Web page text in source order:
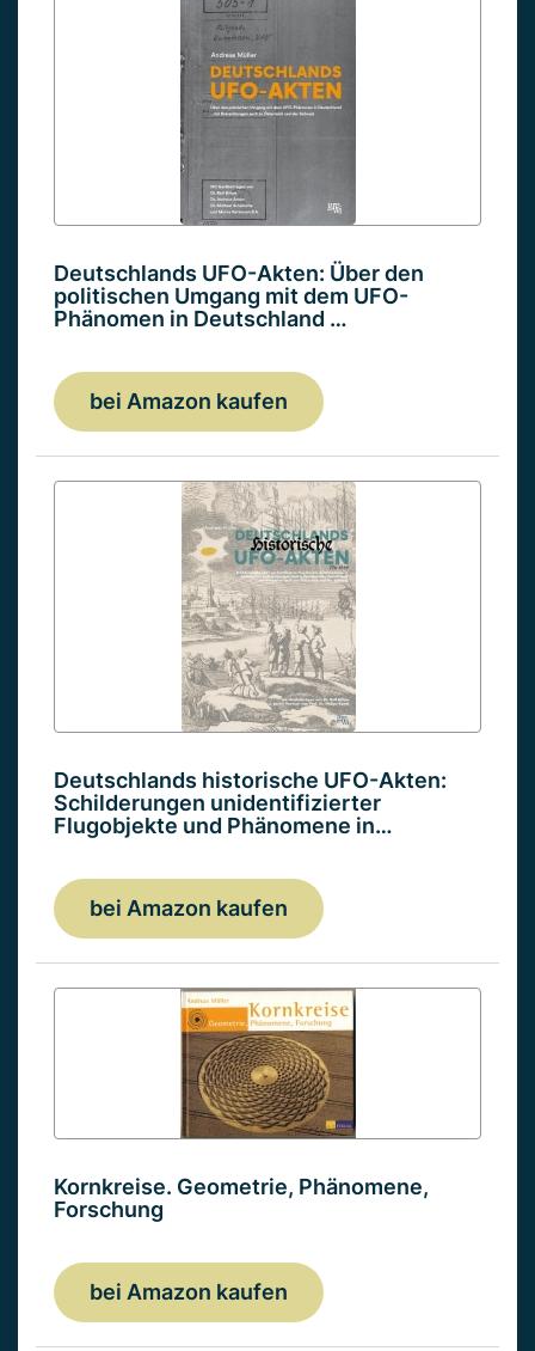
Deutschlands UFO-Akten: Über den
politischen Umgang mit dem UFO-
Phänomen in Deutschland …
bei Amazon kaufen
Deutschlands historische UFO-Akten:
Schilderungen unidentifizierter
Flugobjekte und Phänomene in…
bei Amazon kaufen
Kornkreise. Geometrie, Phänomene,
Forschung
bei Amazon kaufen